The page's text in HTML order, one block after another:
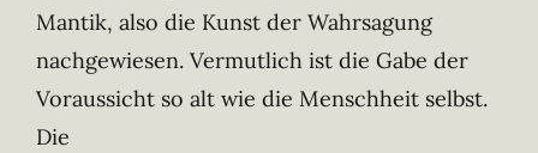
Mantik, also die Kunst der Wahrsagung
nachgewiesen. Vermutlich ist die Gabe der
Voraussicht so alt wie die Menschheit selbst.
Die